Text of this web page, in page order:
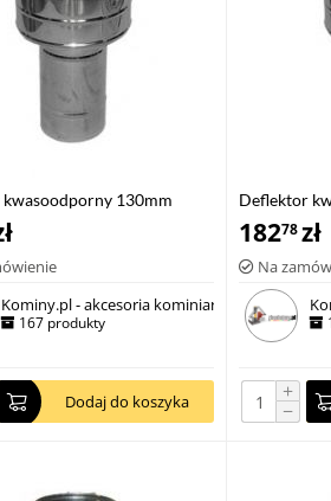
130mm
Kominy.pl - akcesoria kominiarskie
167 produkty
Dodaj do koszyka
Deflektor
18278zł
Na
+
−